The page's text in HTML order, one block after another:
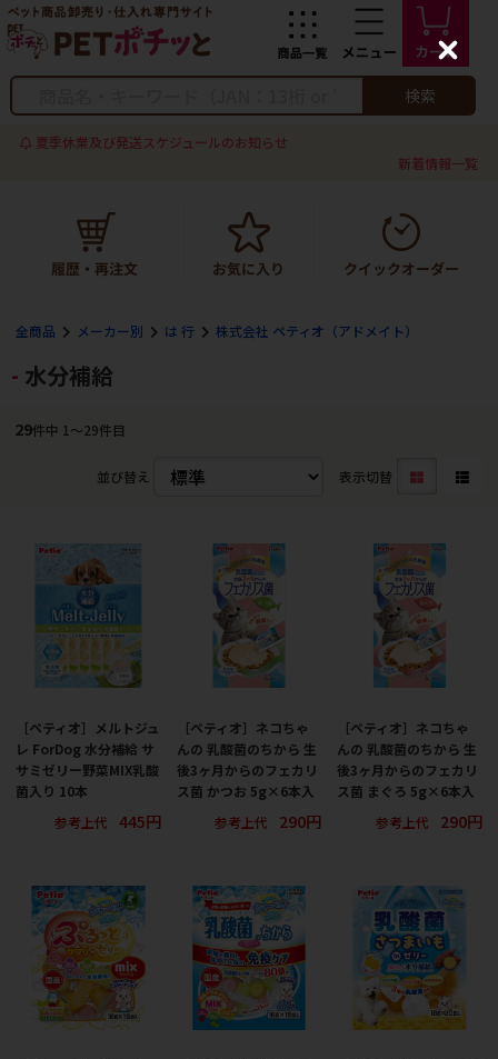
検索
夏季休業及び発送スケジュールのお知らせ
新着情報一覧
全商品 メーカー別 は 行 株式会社 ペティオ（アドメイト）
水分補給
29件中 1〜29件目
並び替え 表示切替
［ペティオ］メルトジュ
レ ForDog 水分補給 サ
サミゼリー野菜MIX乳酸
菌入り 10本
参考上代
445円
［ペティオ］ネコちゃ
んの 乳酸菌のちから 生
後3ヶ月からのフェカリ
ス菌 かつお 5g×6本入
参考上代
290円
［ペティオ］ネコちゃ
んの 乳酸菌のちから 生
後3ヶ月からのフェカリ
ス菌 まぐろ 5g×6本入
参考上代
290円
C
l
s